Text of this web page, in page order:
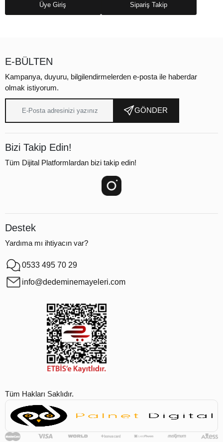
Üye Giriş Sipariş Takip
E-BÜLTEN
Kampanya, duyuru, bilgilendirmelerden e-posta ile haberdar
olmak istiyorum.
GÖNDER
Bizi Takip Edin!
Tüm Dijital Platformlardan bizi takip edin!
Destek
Yardıma mı ihtiyacın var?
0533 495 70 29
info@dedeminemayeleri.com
Tüm Hakları Saklıdır.